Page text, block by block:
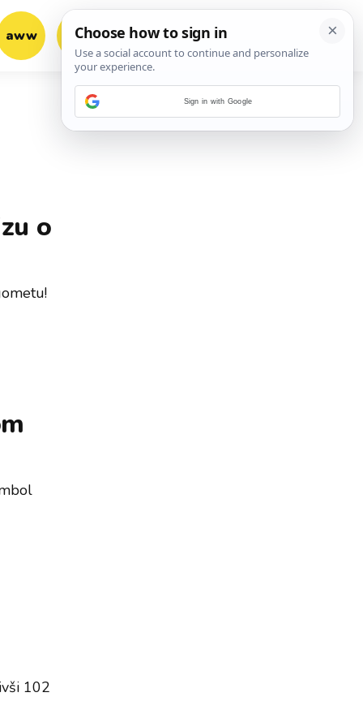
aww vrh! woot?!
o
102
Sign in with Google